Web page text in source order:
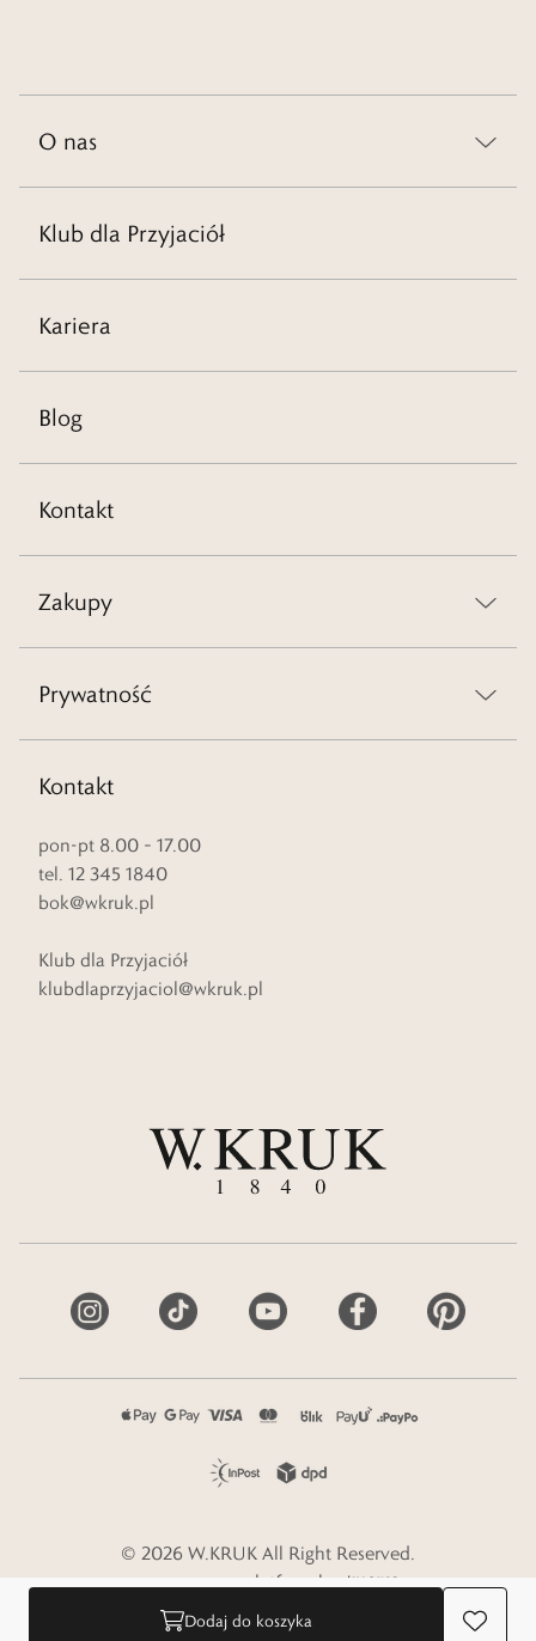
Dodaj do koszyka
O nas
Klub dla Przyjaciół
Kariera
Blog
Kontakt
Zakupy
Prywatność
Kontakt
pon-pt 8.00 – 17.00
tel. 12 345 1840
bok@wkruk.pl
Klub dla Przyjaciół
klubdlaprzyjaciol@wkruk.pl
© 2026 W.KRUK All Right Reserved.
e-commerce platform by